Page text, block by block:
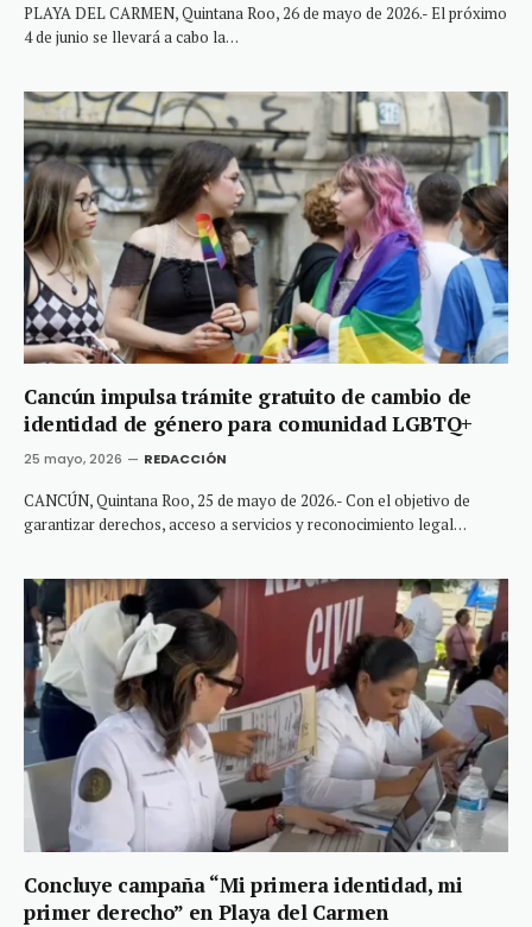
PLAYA DEL CARMEN, Quintana Roo, 26 de mayo de 2026.- El próximo
4 de junio se llevará a cabo la…
Cancún impulsa trámite gratuito de cambio de
identidad de género para comunidad LGBTQ+
25 mayo, 2026 REDACCIÓN
CANCÚN, Quintana Roo, 25 de mayo de 2026.- Con el objetivo de
garantizar derechos, acceso a servicios y reconocimiento legal…
Concluye campaña “Mi primera identidad, mi
primer derecho” en Playa del Carmen